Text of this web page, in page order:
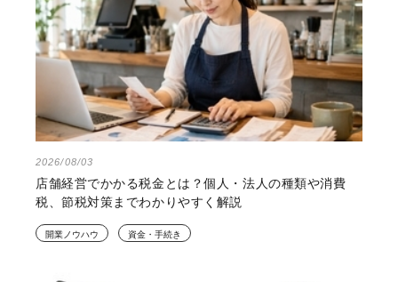
2026/08/03
店舗経営でかかる税金とは？個人・法人の種類や消費
税、節税対策までわかりやすく解説
開業ノウハウ 資金・手続き